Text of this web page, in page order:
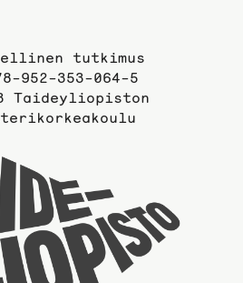
tutkimus
952-353-064-5
Taideyliopiston